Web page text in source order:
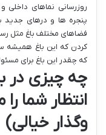
روزرسانی نماهای داخلی
پنجره ها و درهای جدید
فضاهای مختلف باغ مثل
کردن که این باغ همیشه
که چقدر این باغ برای
چه چیزی در
انتظار شما
وگذار خیالی)